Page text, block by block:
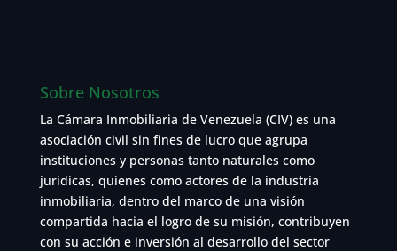
Sobre Nosotros
La Cámara Inmobiliaria de Venezuela (CIV) es una
asociación civil sin fines de lucro que agrupa
instituciones y personas tanto naturales como
jurídicas, quienes como actores de la industria
inmobiliaria, dentro del marco de una visión
compartida hacia el logro de su misión, contribuyen
con su acción e inversión al desarrollo del sector